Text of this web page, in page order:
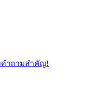
คำถามสำคัญ!